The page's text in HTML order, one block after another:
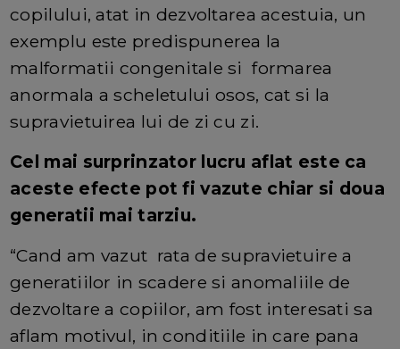
copilului, atat in dezvoltarea acestuia, un
exemplu este predispunerea la
malformatii congenitale si formarea
anormala a scheletului osos, cat si la
supravietuirea lui de zi cu zi.
Cel mai surprinzator lucru aflat este ca
aceste efecte pot fi vazute chiar si doua
generatii mai tarziu.
“Cand am vazut rata de supravietuire a
generatiilor in scadere si anomaliile de
dezvoltare a copiilor, am fost interesati sa
aflam motivul, in conditiile in care pana